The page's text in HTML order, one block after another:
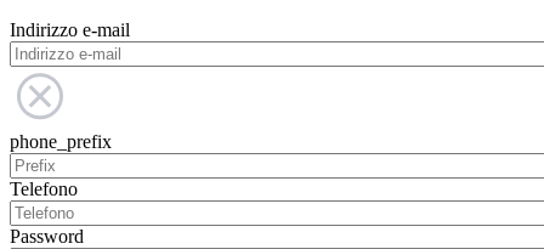
Indirizzo e-mail
phone_prefix
Telefono
Password